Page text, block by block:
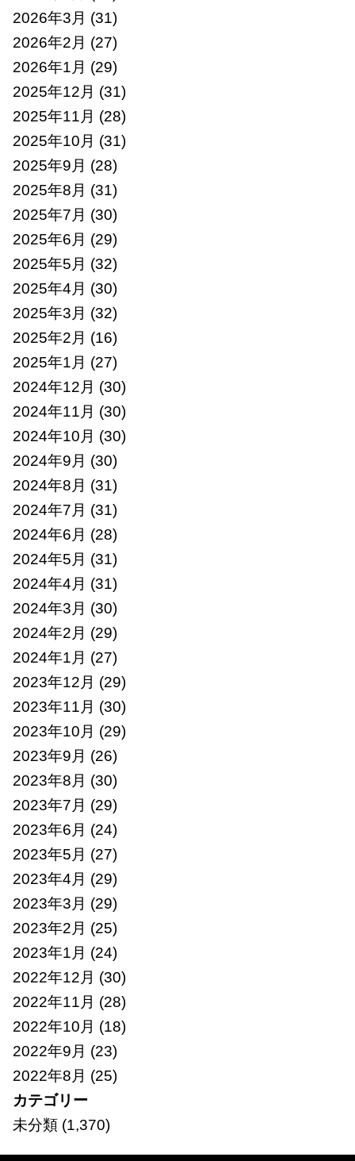
2026年3月 (31)
2026年2月 (27)
2026年1月 (29)
2025年12月 (31)
2025年11月 (28)
2025年10月 (31)
2025年9月 (28)
2025年8月 (31)
2025年7月 (30)
2025年6月 (29)
2025年5月 (32)
2025年4月 (30)
2025年3月 (32)
2025年2月 (16)
2025年1月 (27)
2024年12月 (30)
2024年11月 (30)
2024年10月 (30)
2024年9月 (30)
2024年8月 (31)
2024年7月 (31)
2024年6月 (28)
2024年5月 (31)
2024年4月 (31)
2024年3月 (30)
2024年2月 (29)
2024年1月 (27)
2023年12月 (29)
2023年11月 (30)
2023年10月 (29)
2023年9月 (26)
2023年8月 (30)
2023年7月 (29)
2023年6月 (24)
2023年5月 (27)
2023年4月 (29)
2023年3月 (29)
2023年2月 (25)
2023年1月 (24)
2022年12月 (30)
2022年11月 (28)
2022年10月 (18)
2022年9月 (23)
2022年8月 (25)
カテゴリー
未分類(1,370)